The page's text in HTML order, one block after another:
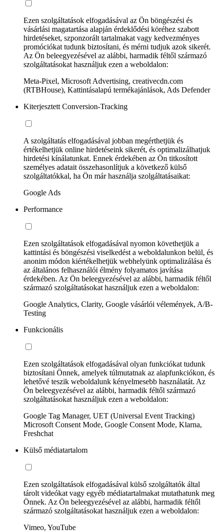
Ezen szolgáltatások elfogadásával az Ön böngészési és
vásárlási magatartása alapján érdeklődési köréhez szabott
hirdetéseket, szponzorált tartalmakat vagy kedvezményes
promóciókat tudunk biztosítani, és mérni tudjuk azok sikerét.
Az Ön beleegyezésével az alábbi, harmadik féltől származó
szolgáltatásokat használjuk ezen a weboldalon:
Meta-Pixel, Microsoft Advertising, creativecdn.com
(RTBHouse), Kattintásalapú termékajánlások, Ads Defender
Kiterjesztett Conversion-Tracking
A szolgáltatás elfogadásával jobban megérthetjük és
értékelhetjük online hirdetéseink sikerét, és optimalizálhatjuk
hirdetési kínálatunkat. Ennek érdekében az Ön titkosított
személyes adatait összehasonlítjuk a következő külső
szolgáltatókkal, ha Ön már használja szolgáltatásaikat:
Google Ads
Performance
Ezen szolgáltatások elfogadásával nyomon követhetjük a
kattintási és böngészési viselkedést a weboldalunkon belül, és
anonim módon kiértékelhetjük webhelyünk optimalizálása és
az általános felhasználói élmény folyamatos javítása
érdekében. Az Ön beleegyezésével az alábbi, harmadik féltől
származó szolgáltatásokat használjuk ezen a weboldalon:
Google Analytics, Clarity, Google vásárlói vélemények, A/B-
Testing
Funkcionális
Ezen szolgáltatások elfogadásával olyan funkciókat tudunk
biztosítani Önnek, amelyek túlmutatnak az alapfunkciókon, és
lehetővé teszik weboldalunk kényelmesebb használatát. Az
Ön beleegyezésével az alábbi, harmadik féltől származó
szolgáltatásokat használjuk ezen a weboldalon:
Google Tag Manager, UET (Universal Event Tracking)
Microsoft Consent Mode, Google Consent Mode, Klarna,
Freshchat
Külső médiatartalom
Ezen szolgáltatások elfogadásával külső szolgáltatók által
tárolt videókat vagy egyéb médiatartalmakat mutathatunk meg
Önnek. Az Ön beleegyezésével az alábbi, harmadik féltől
származó szolgáltatásokat használjuk ezen a weboldalon:
Vimeo, YouTube